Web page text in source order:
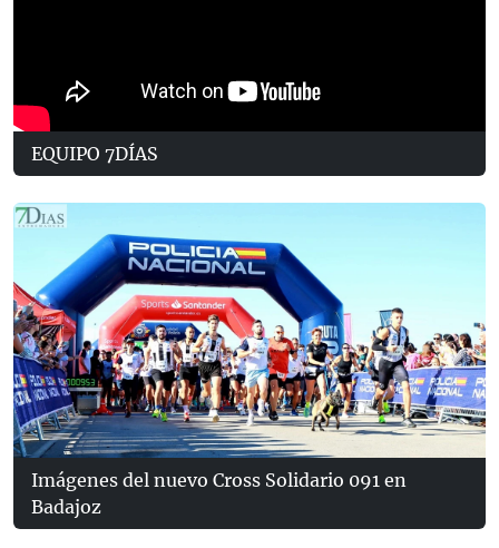
EQUIPO 7DÍAS
Imágenes del nuevo Cross Solidario 091 en
Badajoz